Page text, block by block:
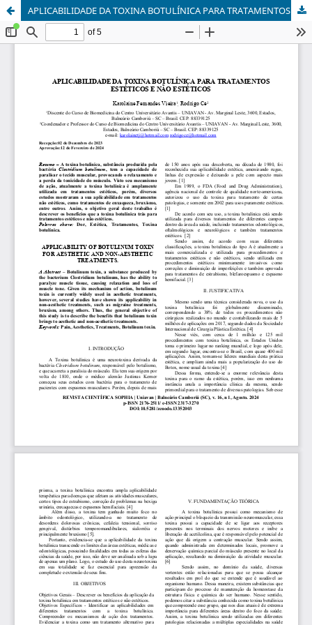
APLICABILIDADE DA TOXINA BOTULÍNICA PARA TRATAMENTOS ESTÉTICOS E NÃO ESTÉTICOS.